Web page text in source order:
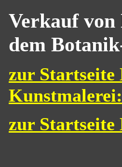
Verkauf von
dem
zur
zur